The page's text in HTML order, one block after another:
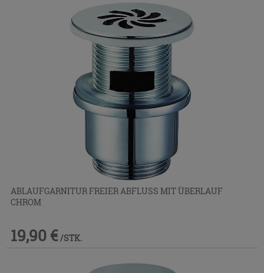
ABLAUFGARNITUR FREIER ABFLUSS MIT ÜBERLAUF
CHROM
19,90 € /STK.